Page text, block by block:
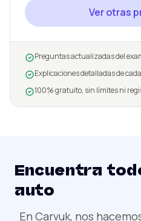
Ver otras
Preguntas actualizadas del
Explicaciones detalladas de
100% gratuito, sin límites ni
Encuentra
auto
En Carvuk, nos